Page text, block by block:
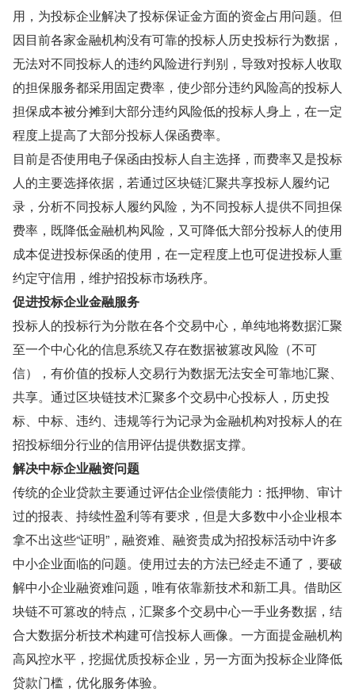
用，为投标企业解决了投标保证金方面的资金占用问题。但
因目前各家金融机构没有可靠的投标人历史投标行为数据，
无法对不同投标人的违约风险进行判别，导致对投标人收取
的担保服务都采用固定费率，使少部分违约风险高的投标人
担保成本被分摊到大部分违约风险低的投标人身上，在一定
程度上提高了大部分投标人保函费率。
目前是否使用电子保函由投标人自主选择，而费率又是投标
人的主要选择依据，若通过区块链汇聚共享投标人履约记
录，分析不同投标人履约风险，为不同投标人提供不同担保
费率，既降低金融机构风险，又可降低大部分投标人的使用
成本促进投标保函的使用，在一定程度上也可促进投标人重
约定守信用，维护招投标市场秩序。
促进投标企业金融服务
投标人的投标行为分散在各个交易中心，单纯地将数据汇聚
至一个中心化的信息系统又存在数据被篡改风险（不可
信），有价值的投标人交易行为数据无法安全可靠地汇聚、
共享。通过区块链技术汇聚多个交易中心投标人，历史投
标、中标、违约、违规等行为记录为金融机构对投标人的在
招投标细分行业的信用评估提供数据支撑。
解决中标企业融资问题
传统的企业贷款主要通过评估企业偿债能力：抵押物、审计
过的报表、持续性盈利等有要求，但是大多数中小企业根本
拿不出这些“证明”，融资难、融资贵成为招投标活动中许多
中小企业面临的问题。使用过去的方法已经走不通了，要破
解中小企业融资难问题，唯有依靠新技术和新工具。借助区
块链不可篡改的特点，汇聚多个交易中心一手业务数据，结
合大数据分析技术构建可信投标人画像。一方面提金融机构
高风控水平，挖掘优质投标企业，另一方面为投标企业降低
贷款门槛，优化服务体验。